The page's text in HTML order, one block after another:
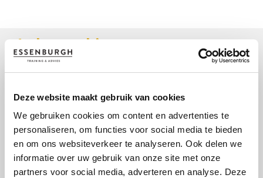
Deze website maakt gebruik van cookies
We gebruiken cookies om content en advertenties te
personaliseren, om functies voor social media te bieden
en om ons websiteverkeer te analyseren. Ook delen we
informatie over uw gebruik van onze site met onze
partners voor social media, adverteren en analyse. Deze
In het webinar